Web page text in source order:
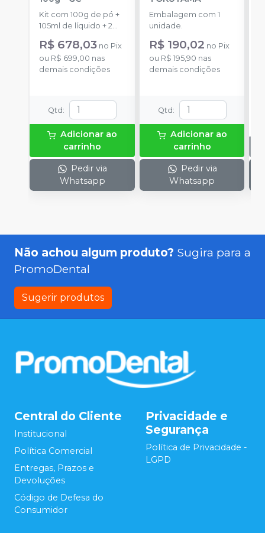
Kit com 100g de pó +
105ml de líquido + 2
dappens + 1 pincel + 1
pipeta.
R$ 678,03 no Pix
ou R$ 699,00 nas
demais condições
Qtd :
Adicionar ao
carrinho
Pedir via
Whatsapp
Embalagem com 1
unidade.
R$ 190,02 no Pix
ou R$ 195,90 nas
demais condições
Qtd :
Adicionar ao
carrinho
Pedir via
Whatsapp
Não achou algum produto? Sugira para a
PromoDental
Sugerir produtos
Central do Cliente
Institucional
Política Comercial
Entregas, Prazos e
Devoluções
Código de Defesa do
Consumidor
Privacidade e
Segurança
Política de Privacidade -
LGPD